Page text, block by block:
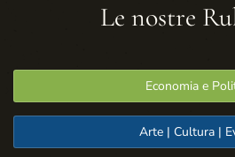
Le nostre
Economia e
Arte | Cultura |